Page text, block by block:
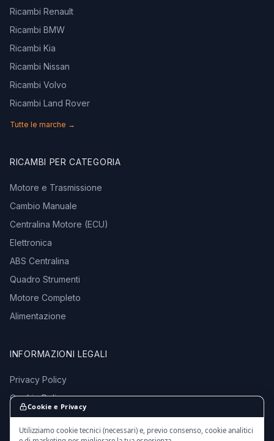
Ricambi Renault
Ricambi BMW
Ricambi Kia
Ricambi Nissan
Ricambi Volvo
Ricambi Land Rover
Tutte le marche →
RICAMBI PER CATEGORIA
Motore e Trasmissione
Cambio Manuale
Centralina Motore (ECU)
Elettronica
ABS Centralina
Quadro Strumenti
Motore Completo
Alimentazione
INFORMAZIONI LEGALI
Privacy Policy
Cookie Policy
Termini e Condizioni
Cookie e Privacy
Utilizziamo cookie tecnici (necessari) e, previo consenso, cookie analitici